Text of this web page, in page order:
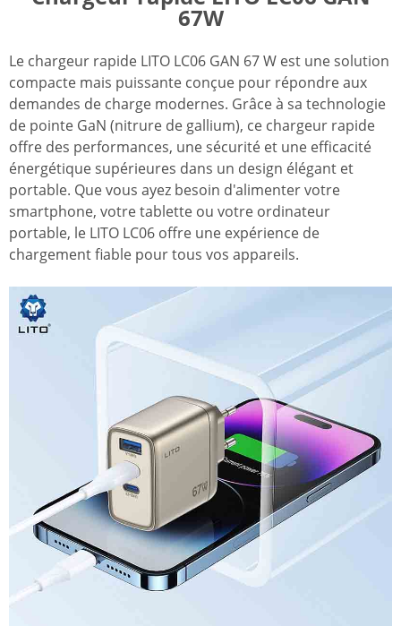
67W
Le chargeur rapide LITO LC06 GAN 67 W est une solution
compacte mais puissante conçue pour répondre aux
demandes de charge modernes. Grâce à sa technologie
de pointe GaN (nitrure de gallium), ce chargeur rapide
offre des performances, une sécurité et une efficacité
énergétique supérieures dans un design élégant et
portable. Que vous ayez besoin d'alimenter votre
smartphone, votre tablette ou votre ordinateur
portable, le LITO LC06 offre une expérience de
chargement fiable pour tous vos appareils.